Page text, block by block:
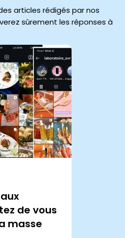
articles rédigés par nos
sûrement les réponses à
de vous
masse